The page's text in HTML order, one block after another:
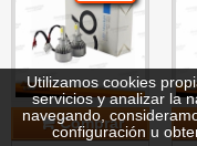
Comprar
Utilizamos cookies
servicios y analizar la
navegando,
configuración u